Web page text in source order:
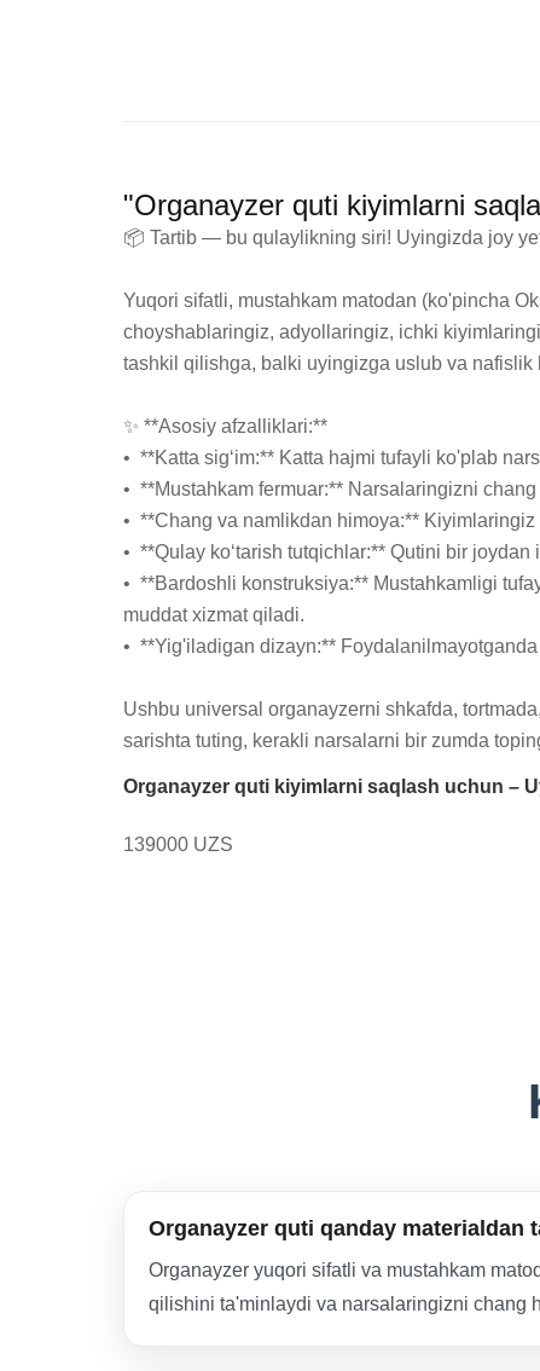
"Organayzer quti kiyimlarni
📦 Tartib — bu qulaylikning siri! Uyingizda joy
Yuqori sifatli, mustahkam matodan (ko'pincha
choyshablaringiz, adyollaringiz, ichki
tashkil qilishga, balki uyingizga uslub va nafislik
✨ **Asosiy afzalliklari:**
•  **Katta sig‘im:** Katta hajmi tufayli ko'plab
•  **Mustahkam fermuar:** Narsalaringizni
•  **Chang va namlikdan himoya:**
•  **Qulay ko‘tarish tutqichlar:** Qutini bir
•  **Bardoshli konstruksiya:** Mustahkamligi
muddat xizmat qiladi.
•  **Yig'iladigan dizayn:**
Ushbu universal organayzerni shkafda,
sarishta tuting, kerakli narsalarni bir zumda
Organayzer quti kiyimlarni saqlash uchun –
139000 UZS
Organayzer quti qanday materialdan
Organayzer yuqori sifatli va mustahkam
qilishini ta'minlaydi va narsalaringizni chang